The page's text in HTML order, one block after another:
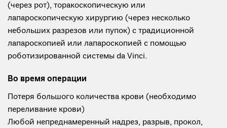
(через рот), торакоскопическую или
лапароскопическую хирургию (через несколько
небольших разрезов или пупок) с традиционной
лапароскопией или лапароскопией с помощью
роботизированной системы da Vinci.
Во время операции
Потеря большого количества крови (необходимо
переливание крови)
Любой непреднамеренный надрез, разрыв, прокол,